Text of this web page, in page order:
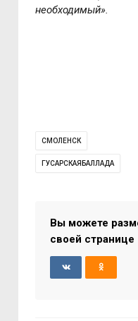
необходимый».
СМОЛЕНСК
ГУСАРСКАЯБАЛЛАДА
Вы можете
своей странице